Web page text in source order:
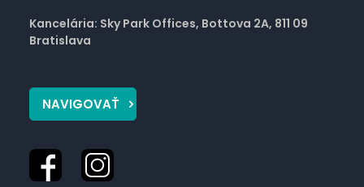
Kancelária: Sky Park Offices, Bottova 2A, 811 09
Bratislava
NAVIGOVAŤ